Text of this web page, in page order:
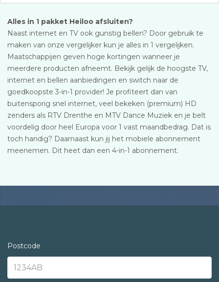
Alles in 1 pakket Heiloo afsluiten?
Naast internet en TV ook gunstig bellen? Door gebruik te
maken van onze vergelijker kun je alles in 1 vergelijken.
Maatschappijen geven hoge kortingen wanneer je
meerdere producten afneemt. Bekijk gelijk de hoogste TV,
internet en bellen aanbiedingen en switch naar de
goedkoopste 3-in-1 provider! Je profiteert dan van
buitensporig snel internet, veel bekeken (premium) HD
zenders als RTV Drenthe en MTV Dance Muziek en je belt
voordelig door heel Europa voor 1 vast maandbedrag. Dat is
toch handig? Daarnaast kun jij het mobiele abonnement
meenemen. Dit heet dan een 4-in-1 abonnement.
Postcode